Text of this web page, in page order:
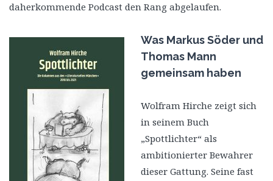
daherkommende Podcast den Rang abgelaufen.
Was Markus Söder und
Thomas Mann
gemeinsam haben
Wolfram Hirche zeigt sich
in seinem Buch
„Spottlichter“ als
ambitionierter Bewahrer
dieser Gattung. Seine fast